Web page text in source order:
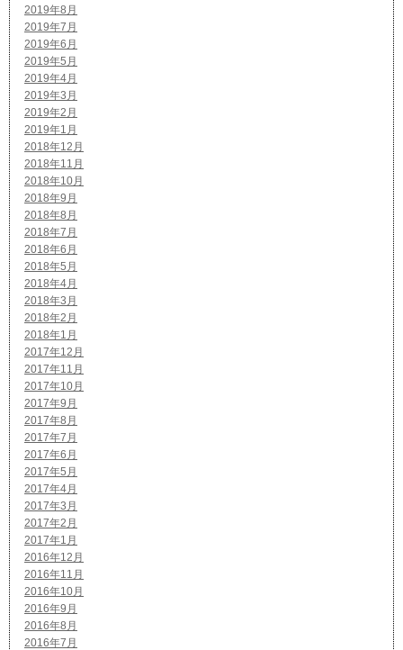
2019年8月
2019年7月
2019年6月
2019年5月
2019年4月
2019年3月
2019年2月
2019年1月
2018年12月
2018年11月
2018年10月
2018年9月
2018年8月
2018年7月
2018年6月
2018年5月
2018年4月
2018年3月
2018年2月
2018年1月
2017年12月
2017年11月
2017年10月
2017年9月
2017年8月
2017年7月
2017年6月
2017年5月
2017年4月
2017年3月
2017年2月
2017年1月
2016年12月
2016年11月
2016年10月
2016年9月
2016年8月
2016年7月